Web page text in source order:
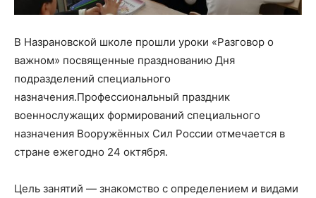
В Назрановской школе прошли уроки «Разговор о
важном» посвященные празднованию Дня
подразделений специального
назначения.Профессиональный праздник
военнослужащих формирований специального
назначения Вооружённых Сил России отмечается в
стране ежегодно 24 октября.
Цель занятий — знакомство с определением и видами